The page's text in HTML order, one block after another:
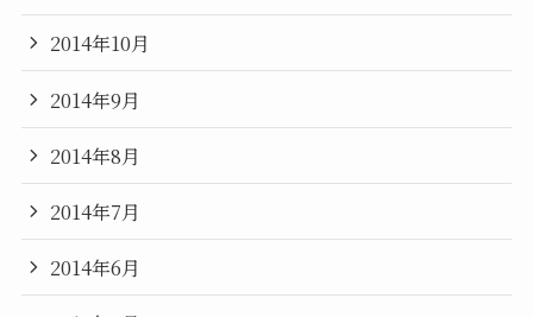
2014年10月
2014年9月
2014年8月
2014年7月
2014年6月